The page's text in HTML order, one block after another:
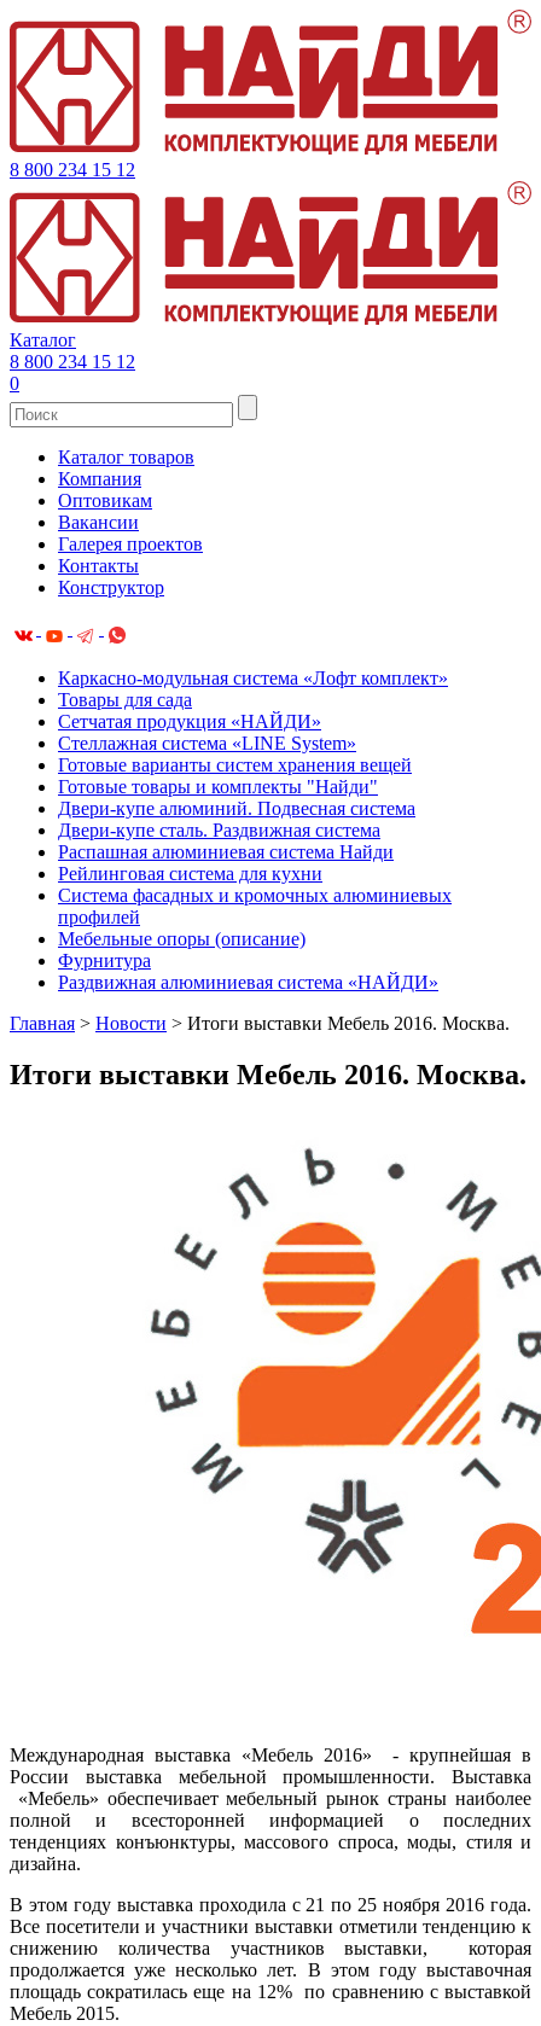
8 800 234 15 12
Каталог
8 800 234 15 12
0
Каталог товаров
Компания
Оптовикам
Вакансии
Галерея проектов
Контакты
Конструктор
Каркасно-модульная система «Лофт комплект»
Товары для сада
Сетчатая продукция «НАЙДИ»
Cтеллажная система «LINE System»
Готовые варианты систем хранения вещей
Готовые товары и комплекты "Найди"
Двери-купе алюминий. Подвесная система
Двери-купе сталь. Раздвижная система
Распашная алюминиевая система Найди
Рейлинговая система для кухни
Система фасадных и кромочных алюминиевых
профилей
Мебельные опоры (описание)
Фурнитура
Раздвижная алюминиевая система «НАЙДИ»
Главная > Новости > Итоги выставки Мебель 2016. Москва.
Итоги выставки Мебель 2016. Москва.
Международная выставка «Мебель 2016» - крупнейшая в
России выставка мебельной промышленности. Выставка
«Мебель» обеспечивает мебельный рынок страны наиболее
полной и всесторонней информацией о последних
тенденциях конъюнктуры, массового спроса, моды, стиля и
дизайна.
В этом году выставка проходила с 21 по 25 ноября 2016 года.
Все посетители и участники выставки отметили тенденцию к
снижению количества участников выставки, которая
продолжается уже несколько лет. В этом году выставочная
площадь сократилась еще на 12% по сравнению с выставкой
Мебель 2015.